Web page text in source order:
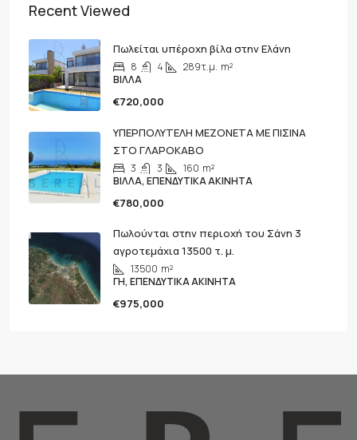
Recent Viewed
Πωλείται υπέροχη βίλα στην Ελάνη
8 4 289τ.μ. m²
ΒΊΛΛΑ
€720,000
ΥΠΕΡΠΟΛΥΤΕΛΗ ΜΕΖΟΝΕΤΑ ΜΕ ΠΙΣΙΝΑ
ΣΤΟ ΓΛΑΡΟΚΑΒΟ
3 3 160 m²
ΒΊΛΛΑ, ΕΠΕΝΔΥΤΙΚΆ ΑΚΊΝΗΤΑ
€780,000
Πωλούνται στην περιοχή του Σάνη 3
αγροτεμάχια 13500 τ. μ.
13500 m²
ΓΗ, ΕΠΕΝΔΥΤΙΚΆ ΑΚΊΝΗΤΑ
€975,000